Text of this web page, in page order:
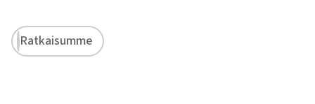
Ratkaisumme